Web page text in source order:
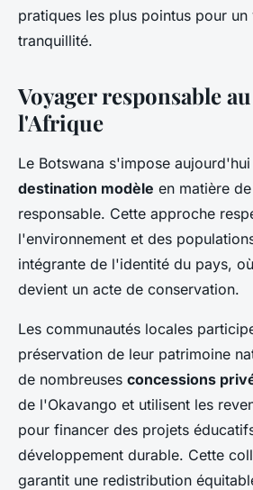
pratiques les plus pointus pour
tranquillité.
Voyager responsable
l'Afrique
Le Botswana s'impose
destination modèle en matière
responsable. Cette approche
l'environnement et des
intégrante de l'identité du pays,
devient un acte de conservation.
Les communautés locales
préservation de leur patrimoine
de nombreuses concessions
de l'Okavango et utilisent les
pour financer des projets
développement durable. Cette
garantit une redistribution